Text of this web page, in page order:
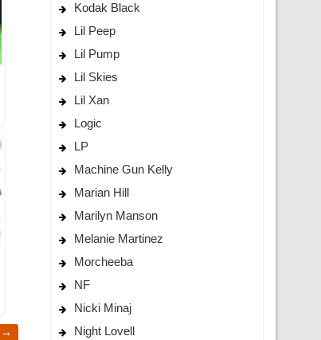
→
Kodak Black
Lil Peep
Lil Pump
Lil Skies
Lil Xan
Logic
LP
Machine Gun Kelly
Marian Hill
Marilyn Manson
Melanie Martinez
Morcheeba
NF
Nicki Minaj
Night Lovell